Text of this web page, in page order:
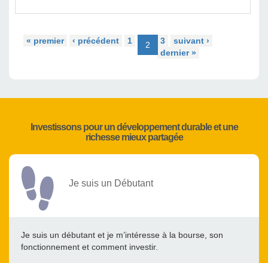
« premier ‹ précédent 1 2 3
suivant ›
dernier »
Investissons pour un développement durable et une
richesse mieux partagée
Je suis un Débutant
Je suis un débutant et je m’intéresse à la bourse, son
fonctionnement et comment investir.